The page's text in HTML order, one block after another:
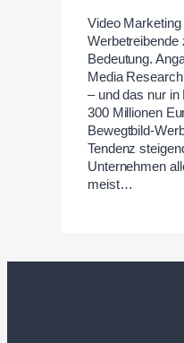
Video Marketing
Werbetreibende
Bedeutung.
Media
– und das nur in
300 Millionen
Bewegtbild-
Tendenz
Unternehmen
meist…